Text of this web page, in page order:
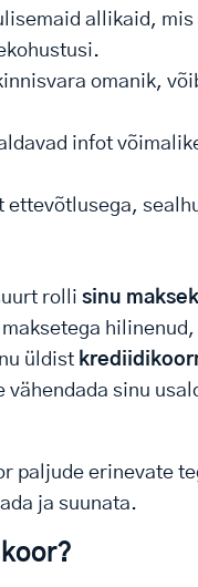
allikaid,
omanik,
infot
ettevõtlusega,
rolli sinu
üldist
sinu
paljude erinevate
ja suunata.